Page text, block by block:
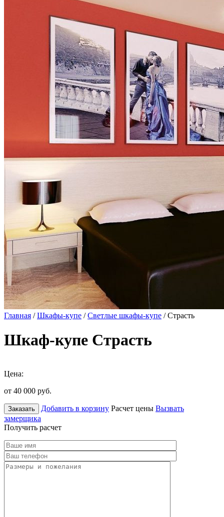
Главная /Шкафы-купе /Светлые шкафы-купе / Страсть
Шкаф-купе Страсть
Цена:
от 40 000 руб.
Заказать Добавить в корзину Расчет цены Вызвать
замерщика
Получить расчет